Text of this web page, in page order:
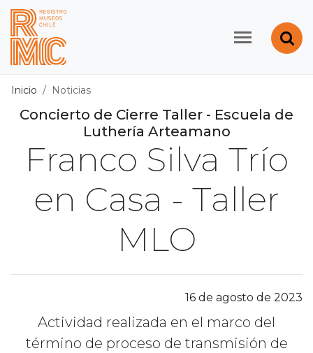
Contenido principal
Registro de Museos
Inicio Noticias
Concierto de Cierre Taller - Escuela de
Luthería Arteamano
Franco Silva Trío
en Casa - Taller
MLO
16 de agosto de 2023
Actividad realizada en el marco del
término de proceso de transmisión de